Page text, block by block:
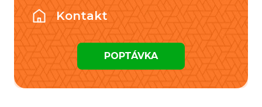
Kontakt
POPTÁVKA